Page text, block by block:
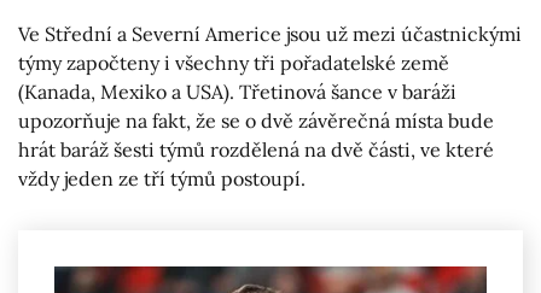
Ve Střední a Severní Americe jsou už mezi účastnickými
týmy započteny i všechny tři pořadatelské země
(Kanada, Mexiko a USA). Třetinová šance v baráži
upozorňuje na fakt, že se o dvě závěrečná místa bude
hrát baráž šesti týmů rozdělená na dvě části, ve které
vždy jeden ze tří týmů postoupí.